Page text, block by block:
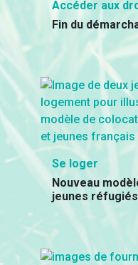
Accéder aux
Fin du
Se loger
Nouveau
jeunes